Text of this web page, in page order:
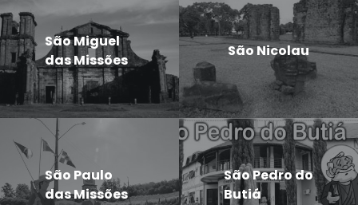
São Miguel
das Missões
São Nicolau
São Paulo
das Missões
São Pedro do
Butiá